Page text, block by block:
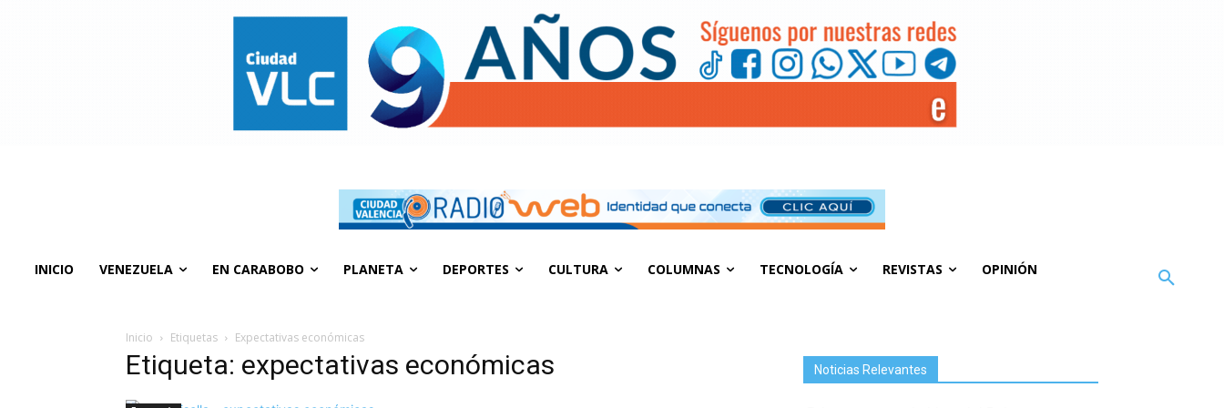
INICIO VENEZUELA EN CARABOBO PLANETA DEPORTES CULTURA COLUMNAS TECNOLOGÍA REVISTAS OPINIÓN
Inicio Etiquetas Expectativas económicas
Etiqueta: expectativas económicas Noticias Relevantes